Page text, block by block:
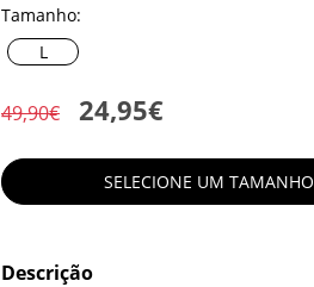
Tamanho:
L
49,90€ 24,95€
SELECIONE UM TAMANHO
Descrição